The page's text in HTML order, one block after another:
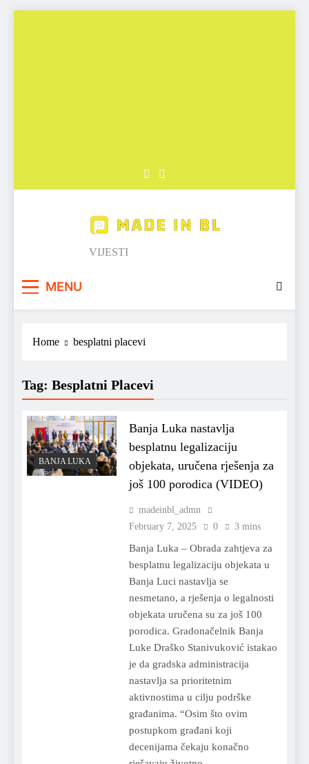
Made in BL
VIJESTI
MENU
Home besplatni placevi
Tag: Besplatni Placevi
BANJA LUKA
Banja Luka nastavlja
besplatnu legalizaciju
objekata, uručena rješenja za
još 100 porodica (VIDEO)
madeinbl_admn
February 7, 2025
0 3 mins
Banja Luka – Obrada zahtjeva za
besplatnu legalizaciju objekata u
Banja Luci nastavlja se
nesmetano, a rješenja o legalnosti
objekata uručena su za još 100
porodica. Gradonačelnik Banja
Luke Draško Stanivuković istakao
je da gradska administracija
nastavlja sa prioritetnim
aktivnostima u cilju podrške
građanima. “Osim što ovim
postupkom građani koji
decenijama čekaju konačno